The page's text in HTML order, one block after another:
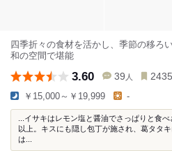
四季折々の食材を活かし、季節の移ろ
和の空間で堪能
3.60 39 人 2435
￥15,000～￥19,999 -
...イサキはレモン塩と醤油でさっぱりと食
以上。キスにも隠し包丁が施され、葛タタ
は...